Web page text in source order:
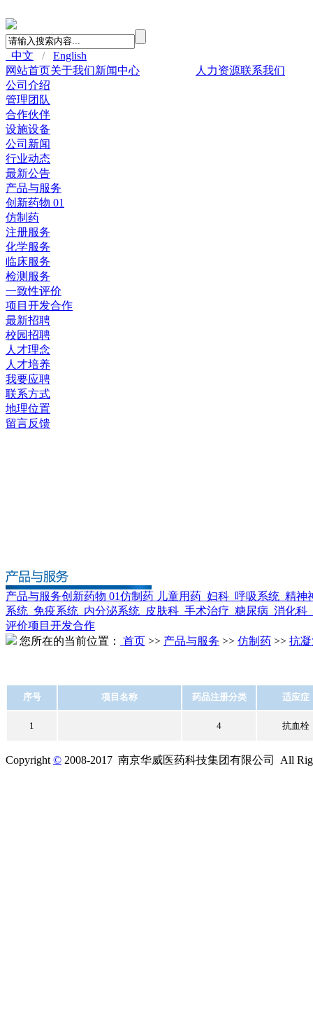
中文 /
English
网站首页关于我们新闻中心 人力资源联系我们
公司介绍
管理团队
合作伙伴
设施设备
公司新闻
行业动态
最新公告
产品与服务
创新药物 01
仿制药
注册服务
化学服务
临床服务
检测服务
一致性评价
项目开发合作
最新招聘
校园招聘
人才理念
人才培养
我要应聘
联系方式
地理位置
留言反馈
产品与服务创新药物 01仿制药 儿童用药 妇科 呼吸系统 精神
系统 免疫系统 内分泌系统 皮肤科 手术治疗 糖尿病 消化科
评价项目开发合作
您所在的当前位置：
首页 >> 产品与服务 >> 仿制药 >> 抗
序号 项目名称 药品注册分类 适应症
1 4 抗血栓
Copyright © 2008-2017 南京华威医药科技集团有限公司 All